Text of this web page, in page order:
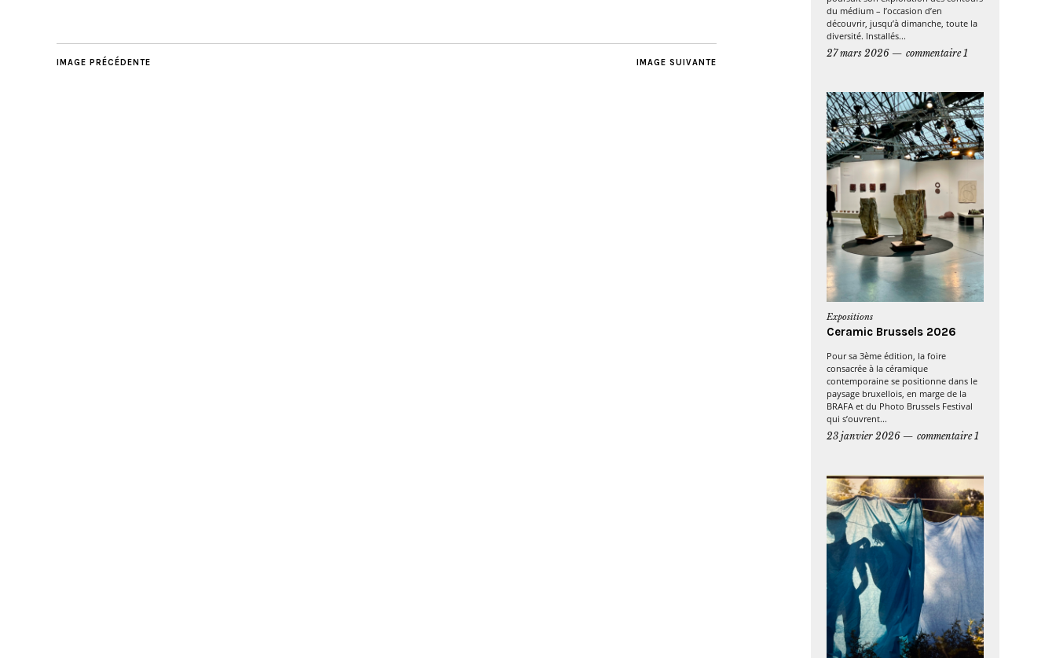
IMAGE SUIVANTE
IMAGE PRÉCÉDENTE
du médium – l’occasion d’en
découvrir, jusqu’à dimanche, toute la
diversité. Installés...
27 mars 2026
commentaire 1
Expositions
Ceramic Brussels 2026
Pour sa 3ème édition, la foire
consacrée à la céramique
contemporaine se positionne dans le
paysage bruxellois, en marge de la
BRAFA et du Photo Brussels Festival
qui s’ouvrent...
23 janvier 2026
commentaire 1